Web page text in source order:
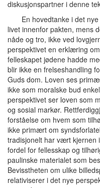
diskusjonspartner i denne
En hovedtanke i det nye
livet innenfor pakten, mens
nåde og tro, ikke ved
perspektivet en erklæring
felleskapet jødene hadde
blir ikke en frelseshandling
Guds dom. Loven ses
ikke som moralske bud
perspektivet ser loven som
og sosial markør.
forståelse om hvem som
ikke primært om
tradisjonelt har vært kjernen
fordel for fellesskap og
paulinske materialet som
Bevisstheten om ulike
relativiserer i det nye